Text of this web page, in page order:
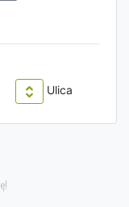
Ulica